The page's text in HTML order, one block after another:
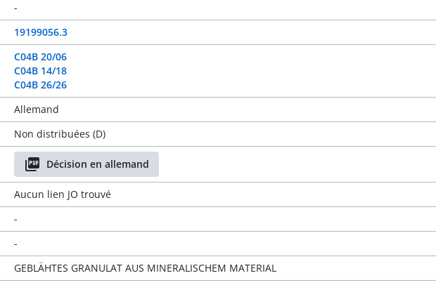
-
19199056.3
C04B 20/06
C04B 14/18
C04B 26/26
Allemand
Non distribuées (D)
Décision en allemand
Aucun lien JO trouvé
-
-
GEBLÄHTES GRANULAT AUS MINERALISCHEM MATERIAL